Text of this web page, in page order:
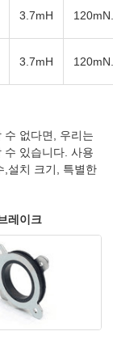
3.7mH
3.7mH
수 없다면, 우리는
수 있습니다. 사용
,설치 크기, 특별한
레이크